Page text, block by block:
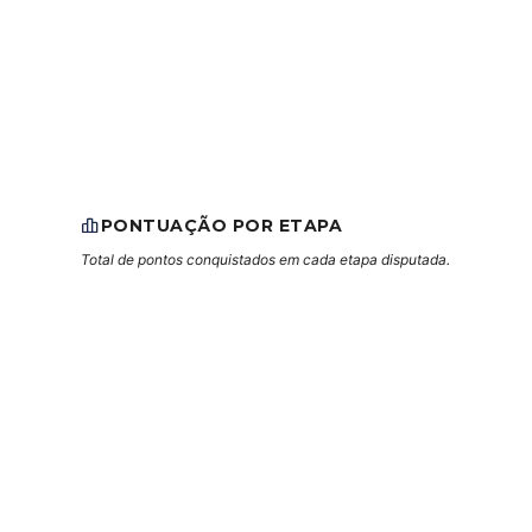
PONTUAÇÃO POR ETAPA
Total de pontos conquistados em cada etapa disputada.